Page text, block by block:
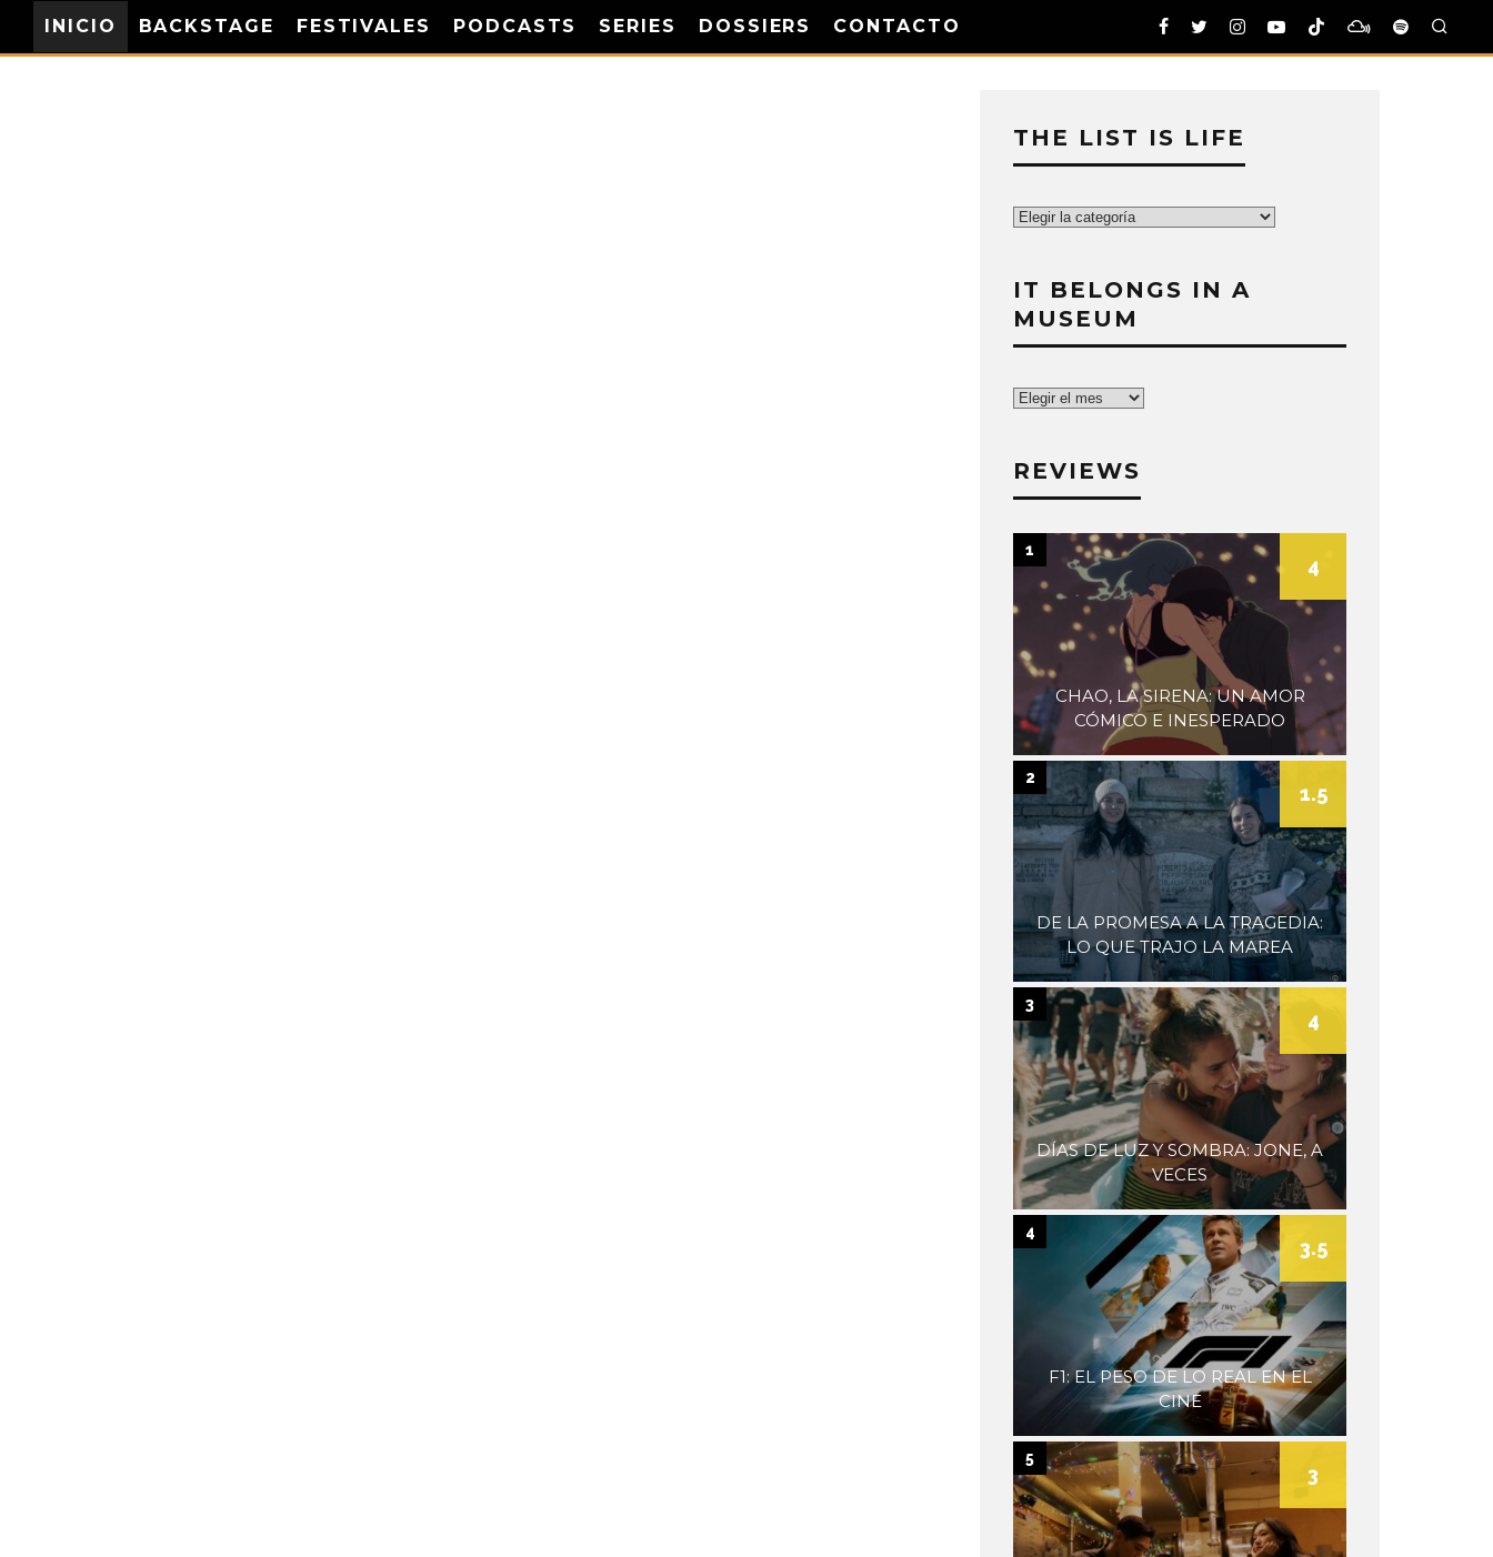
INICIO BACKSTAGE FESTIVALES PODCASTS SERIES DOSSIERS CONTACTO
THE LIST IS LIFE
The
Life
IT BELONGS IN A
MUSEUM
It
REVIEWS
CHAO, LA SIRENA: UN AMOR
CÓMICO E INESPERADO
4
1
DE LA PROMESA A LA TRAGEDIA:
LO QUE TRAJO LA MAREA
1.5
2
DÍAS DE LUZ Y SOMBRA: JONE, A
VECES
4
3
F1: EL PESO DE LO REAL EN EL
CINE
3.5
4
3
5